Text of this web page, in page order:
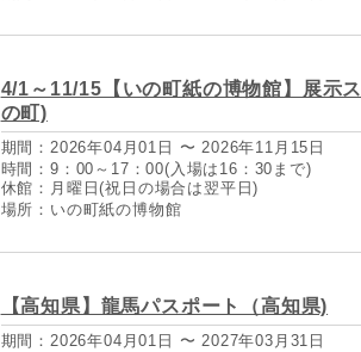
4/1～11/15【いの町紙の博物館】展示
の町)
期間：2026年04月01日 〜 2026年11月15日
時間：9：00～17：00(入場は16：30まで)
休館：月曜日(祝日の場合は翌平日)
場所：いの町紙の博物館
【高知県】龍馬パスポート（高知県)
期間：2026年04月01日 〜 2027年03月31日